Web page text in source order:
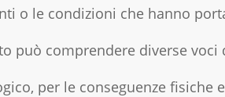
o le condizioni che hanno
può comprendere diverse voci
per le conseguenze fisiche